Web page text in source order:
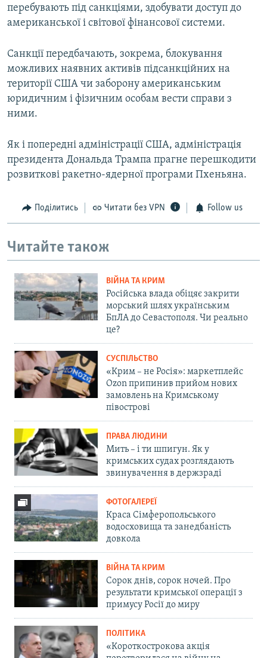
перебувають під санкціями, здобувати доступ до
американської і світової фінансової системи.
Санкції передбачають, зокрема, блокування
можливих наявних активів підсанкційних на
території США чи заборону американським
юридичним і фізичним особам вести справи з
ними.
Як і попередні адміністрації США, адміністрація
президента Дональда Трампа прагне перешкодити
розвиткові ракетно-ядерної програми Пхеньяна.
Поділитись Читати без VPN Follow us
Читайте також
ВІЙНА ТА КРИМ
Російська влада обіцяє закрити
морський шлях українським
БпЛА до Севастополя. Чи реально
це?
СУСПІЛЬСТВО
«Крим – не Росія»: маркетплейс
Ozon припинив прийом нових
замовлень на Кримському
півострові
ПРАВА ЛЮДИНИ
Мить – і ти шпигун. Як у
кримських судах розглядають
звинувачення в держзраді
ФОТОГАЛЕРЕЇ
Краса Сімферопольського
водосховища та занедбаність
довкола
ВІЙНА ТА КРИМ
Сорок днів, сорок ночей. Про
результати кримської операції з
примусу Росії до миру
ПОЛІТИКА
«Короткострокова акція